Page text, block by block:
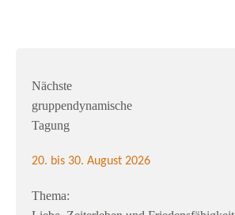
Nächste
gruppendynamische
Tagung
20. bis 30. August 2026
Thema: